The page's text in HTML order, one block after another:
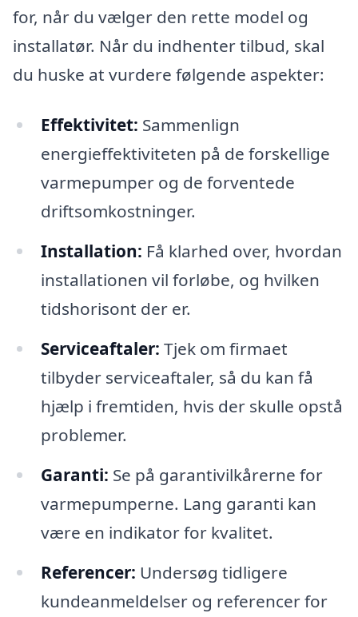
for, når du vælger den rette model og
installatør. Når du indhenter tilbud, skal
du huske at vurdere følgende aspekter:
Effektivitet: Sammenlign
energieffektiviteten på de forskellige
varmepumper og de forventede
driftsomkostninger.
Installation: Få klarhed over, hvordan
installationen vil forløbe, og hvilken
tidshorisont der er.
Serviceaftaler: Tjek om firmaet
tilbyder serviceaftaler, så du kan få
hjælp i fremtiden, hvis der skulle opstå
problemer.
Garanti: Se på garantivilkårerne for
varmepumperne. Lang garanti kan
være en indikator for kvalitet.
Referencer: Undersøg tidligere
kundeanmeldelser og referencer for